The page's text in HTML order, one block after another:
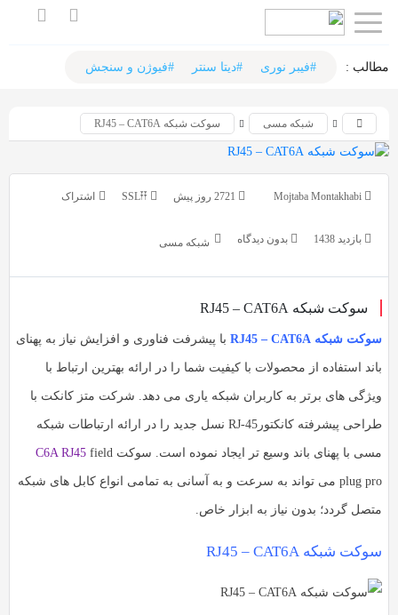
اشتراک
استفاده
از
صفحه
به
اشتراک
بگذارید.
کپی
مطالب :‌ #فیبر نوری #دیتا سنتر #فیوژن و سنجش
شبکه مسی سوکت شبکه RJ45 – CAT6A
Mojtaba Montakhabi 2721 روز پیش SSL𐏒𐏒
اشتراک
با
استفاده
می‌توانید
با
دوستان
خود
اشتراک
بگذارید.
بازدید 1438 بدون دیدگاه شبکه مسی
سوکت شبکه RJ45 – CAT6A
سوکت شبکه RJ45 – CAT6A با پیشرفت فناوری و افزایش نیاز به پهنای
باند استفاده از محصولات با کیفیت شما را در ارائه بهترین ارتباط با
ویژگی های برتر به کاربران شبکه یاری می دهد. شرکت متز کانکت با
طراحی پیشرفته کانکتورRJ-45 نسل جدید را در ارائه ارتباطات شبکه
مسی با پهنای باند وسیع تر ایجاد نموده است. سوکت C6A RJ45 field
plug pro می تواند به سرعت و به آسانی به تمامی انواع کابل های شبکه
متصل گردد؛ بدون نیاز به ابزار خاص.
سوکت شبکه RJ45 – CAT6A